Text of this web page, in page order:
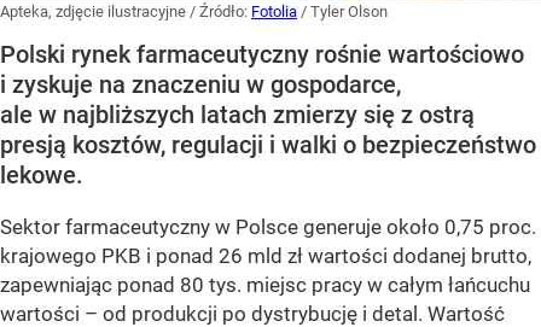
Apteka, zdjęcie ilustracyjne / Źródło: Fotolia / Tyler Olson
Polski rynek farmaceutyczny rośnie wartościowo
i zyskuje na znaczeniu w gospodarce,
ale w najbliższych latach zmierzy się z ostrą
presją kosztów, regulacji i walki o bezpieczeństwo
lekowe.
Sektor farmaceutyczny w Polsce generuje około 0,75 proc.
krajowego PKB i ponad 26 mld zł wartości dodanej brutto,
zapewniając ponad 80 tys. miejsc pracy w całym łańcuchu
wartości – od produkcji po dystrybucję i detal. Wartość